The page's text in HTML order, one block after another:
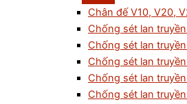
Chân đế V10, V20,
Chống sét lan
Chống sét lan
Chống sét lan
Chống sét lan
Chống sét lan